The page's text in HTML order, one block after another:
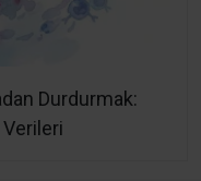
Durdurmak:
Verileri